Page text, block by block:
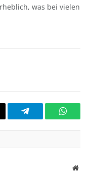
was bei vielen
Telegram